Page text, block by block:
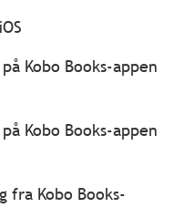
Kobo Books-appen
Kobo Books-appen
fra Kobo Books-